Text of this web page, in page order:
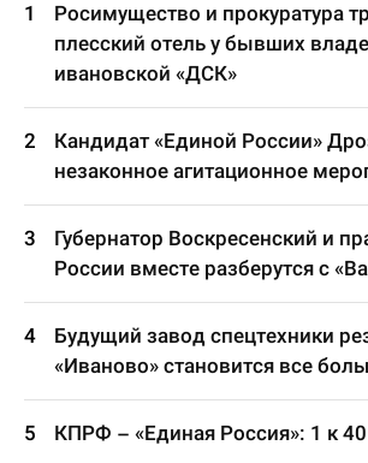
Росимущество и прокуратура
плесский отель у бывших
ивановской «ДСК»
Кандидат «Единой России»
незаконное агитационное
Губернатор Воскресенский и
России вместе разберутся с
Будущий завод спецтехники
«Иваново» становится все
КПРФ – «Единая Россия»: 1 к 40